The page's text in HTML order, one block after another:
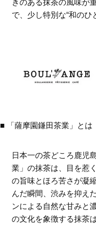
きのある抹茶の風味が
で、少し特別な“和のひ
■ 「薩摩園鎌田茶業」とは
日本一の茶どころ鹿児
業」の抹茶は、目を惹
の旨味とほろ苦さが凝
んだ瞬間、渋みを抑え
ンによる自然な甘みと
の文化を象徴する抹茶